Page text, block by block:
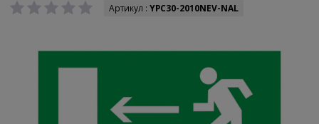
Артикул : YPC30-2010NEV-NAL